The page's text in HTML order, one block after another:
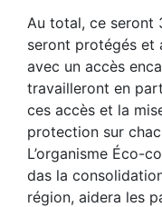
Au total, ce seront
seront protégés et
avec un accès
travailleront en
ces accès et la
protection sur
L’organisme Éco-
das la
région, aidera les